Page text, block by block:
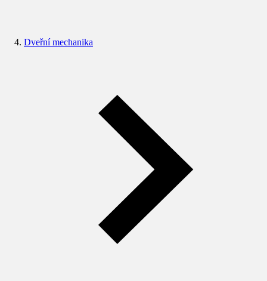
Dveřní mechanika